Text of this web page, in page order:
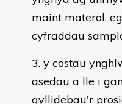
maint materol,
cyfraddau
y costau
asedau a lle i
gyllidebau'r